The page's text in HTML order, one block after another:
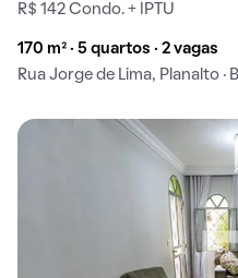
R$ 142 Condo. + IPTU
170 m² · 5 quartos · 2 vagas
Rua Jorge de Lima, Planalto ·